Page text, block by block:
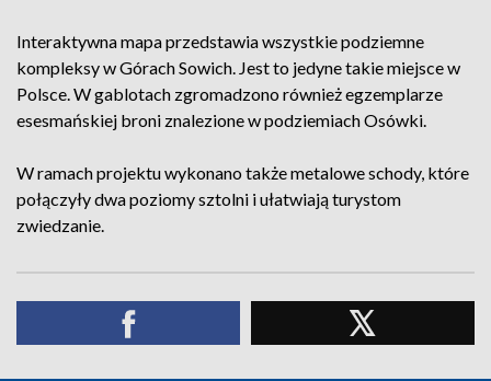
Interaktywna mapa przedstawia wszystkie podziemne
kompleksy w Górach Sowich. Jest to jedyne takie miejsce w
Polsce. W gablotach zgromadzono również egzemplarze
esesmańskiej broni znalezione w podziemiach Osówki.
W ramach projektu wykonano także metalowe schody, które
połączyły dwa poziomy sztolni i ułatwiają turystom
zwiedzanie.